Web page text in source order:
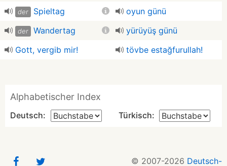
der Spieltag oyun günü
der Wandertag
yürüyüş günü
Gott, vergib mir!
tövbe estağfurullah!
Alphabetischer Index
Deutsch: Türkisch:
© 2007-2026 Deutsch-